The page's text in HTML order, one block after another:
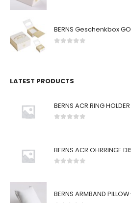
LATEST PRODUCTS
BERNS ARMBAND